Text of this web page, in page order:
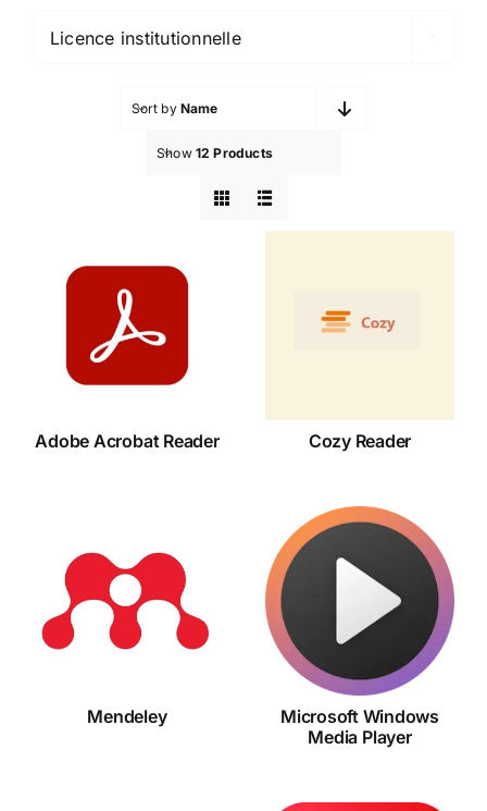
Licence institutionnelle
Sort by Name
Show 12 Products
Adobe
Acrobat
Reader
Adobe Acrobat Reader
Cozy
Reader
Cozy Reader
Mendeley
Mendeley
Microsoft
Windows
Media
Player
Microsoft Windows
Media Player